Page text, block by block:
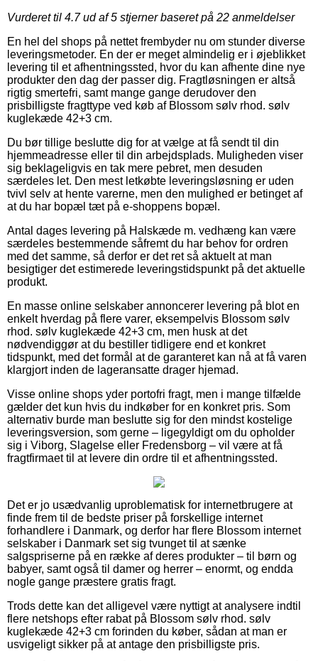
Vurderet til 4.7ud af 5 stjerner baseret på 22 anmeldelser
En hel del shops på nettet frembyder nu om stunder diverse
leveringsmetoder. En der er meget almindelig er i øjeblikket
levering til et afhentningssted, hvor du kan afhente dine nye
produkter den dag der passer dig. Fragtløsningen er altså
rigtig smertefri, samt mange gange derudover den
prisbilligste fragttype ved køb af Blossom sølv rhod. sølv
kuglekæde 42+3 cm.
Du bør tillige beslutte dig for at vælge at få sendt til din
hjemmeadresse eller til din arbejdsplads. Muligheden viser
sig beklageligvis en tak mere pebret, men desuden
særdeles let. Den mest letkøbte leveringsløsning er uden
tvivl selv at hente varerne, men den mulighed er betinget af
at du har bopæl tæt på e-shoppens bopæl.
Antal dages levering på Halskæde m. vedhæng kan være
særdeles bestemmende såfremt du har behov for ordren
med det samme, så derfor er det ret så aktuelt at man
besigtiger det estimerede leveringstidspunkt på det aktuelle
produkt.
En masse online selskaber annoncerer levering på blot en
enkelt hverdag på flere varer, eksempelvis Blossom sølv
rhod. sølv kuglekæde 42+3 cm, men husk at det
nødvendiggør at du bestiller tidligere end et konkret
tidspunkt, med det formål at de garanteret kan nå at få varen
klargjort inden de lageransatte drager hjemad.
Visse online shops yder portofri fragt, men i mange tilfælde
gælder det kun hvis du indkøber for en konkret pris. Som
alternativ burde man beslutte sig for den mindst kostelige
leveringsversion, som gerne – ligegyldigt om du opholder
sig i Viborg, Slagelse eller Fredensborg – vil være at få
fragtfirmaet til at levere din ordre til et afhentningssted.
Det er jo usædvanlig uproblematisk for internetbrugere at
finde frem til de bedste priser på forskellige internet
forhandlere i Danmark, og derfor har flere Blossom internet
selskaber i Danmark set sig tvunget til at sænke
salgspriserne på en række af deres produkter – til børn og
babyer, samt også til damer og herrer – enormt, og endda
nogle gange præstere gratis fragt.
Trods dette kan det alligevel være nyttigt at analysere indtil
flere netshops efter rabat på Blossom sølv rhod. sølv
kuglekæde 42+3 cm forinden du køber, sådan at man er
usvigeligt sikker på at antage den prisbilligste pris.